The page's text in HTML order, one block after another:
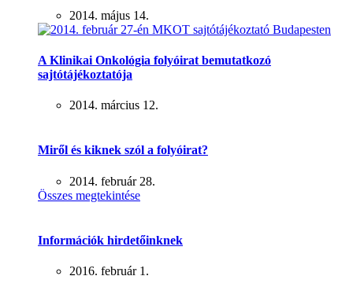
2014. május 14.
A Klinikai Onkológia folyóirat bemutatkozó
sajtótájékoztatója
2014. március 12.
Miről és kiknek szól a folyóirat?
2014. február 28.
Összes megtekintése
Információk hirdetőinknek
2016. február 1.